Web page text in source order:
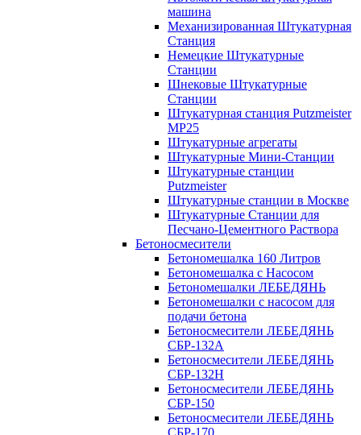
машина
Механизированная Штукатурная
Станция
Немецкие Штукатурные
Станции
Шнековые Штукатурные
Станции
Штукатурная станция Putzmeister
MP25
Штукатурные агрегаты
Штукатурные Мини-Станции
Штукатурные станции
Putzmeister
Штукатурные станции в Москве
Штукатурные Станции для
Песчано-Цементного Раствора
Бетоносмесители
Бетономешалка 160 Литров
Бетономешалка с Насосом
Бетономешалки ЛЕБЕДЯНЬ
Бетономешалки с насосом для
подачи бетона
Бетоносмесители ЛЕБЕДЯНЬ
СБР-132А
Бетоносмесители ЛЕБЕДЯНЬ
СБР-132Н
Бетоносмесители ЛЕБЕДЯНЬ
СБР-150
Бетоносмесители ЛЕБЕДЯНЬ
СБР-170